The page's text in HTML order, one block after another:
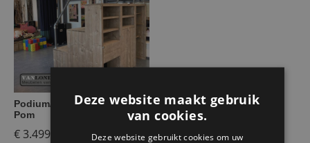
Podium/ tribune trapkast
Pom
€3.499,95
Deze website maakt gebruik
van cookies.
Deze website gebruikt cookies om uw